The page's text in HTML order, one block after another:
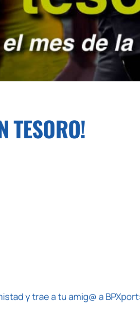
TESORO!
y trae a tu amig@ a